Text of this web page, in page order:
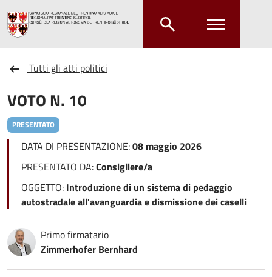
Tutti gli atti politici
VOTO N. 10
PRESENTATO
DATA DI PRESENTAZIONE:08 maggio 2026
PRESENTATO DA:Consigliere/a
OGGETTO: Introduzione di un sistema di pedaggio
autostradale all'avanguardia e dismissione dei caselli
Primo firmatario
Zimmerhofer Bernhard